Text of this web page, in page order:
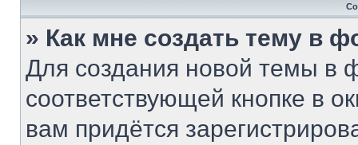
» Как мне создать тему в
Для создания новой темы в
соответствующей кнопке в
вам придётся